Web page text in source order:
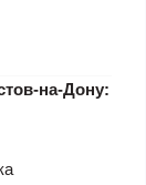
на-Дону: